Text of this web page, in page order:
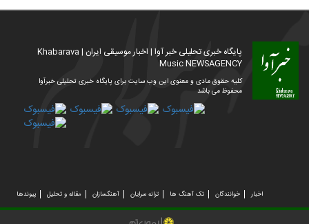
پایگاه خبری تحلیلی خبر آوا | اخبار موسیقی ایران | Khabarava
Music NEWSAGENCY
کلیه حقوق مادی و معنوی این وب سایت برای پایگاه خبری تحلیلی خبرآوا
محفوظ می باشد
اخبار خوانندگان تک آهنگ ها ترانه سرایان آهنگسازان مقاله و تحلیل پیوندها